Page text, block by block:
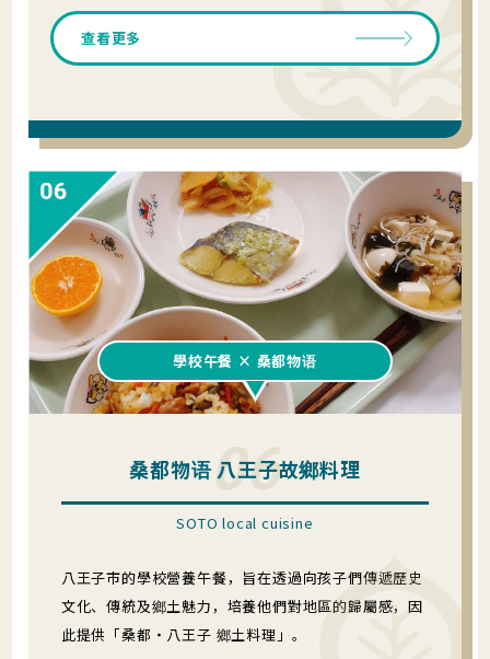
查看更多
學校午餐 × 桑都物语
桑都物语 八王子故鄉料理
06
SOTO local cuisine
八王子市的學校營養午餐，旨在透過向孩子們傳遞歷史
文化、傳統及鄉土魅力，培養他們對地區的歸屬感，因
此提供「桑都・八王子 鄉土料理」。